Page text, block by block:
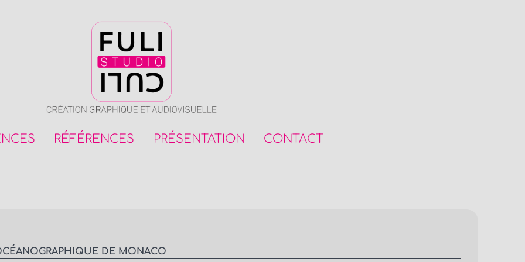
RÉFÉRENCES PRÉSENTATION CONTACT
DE MONACO